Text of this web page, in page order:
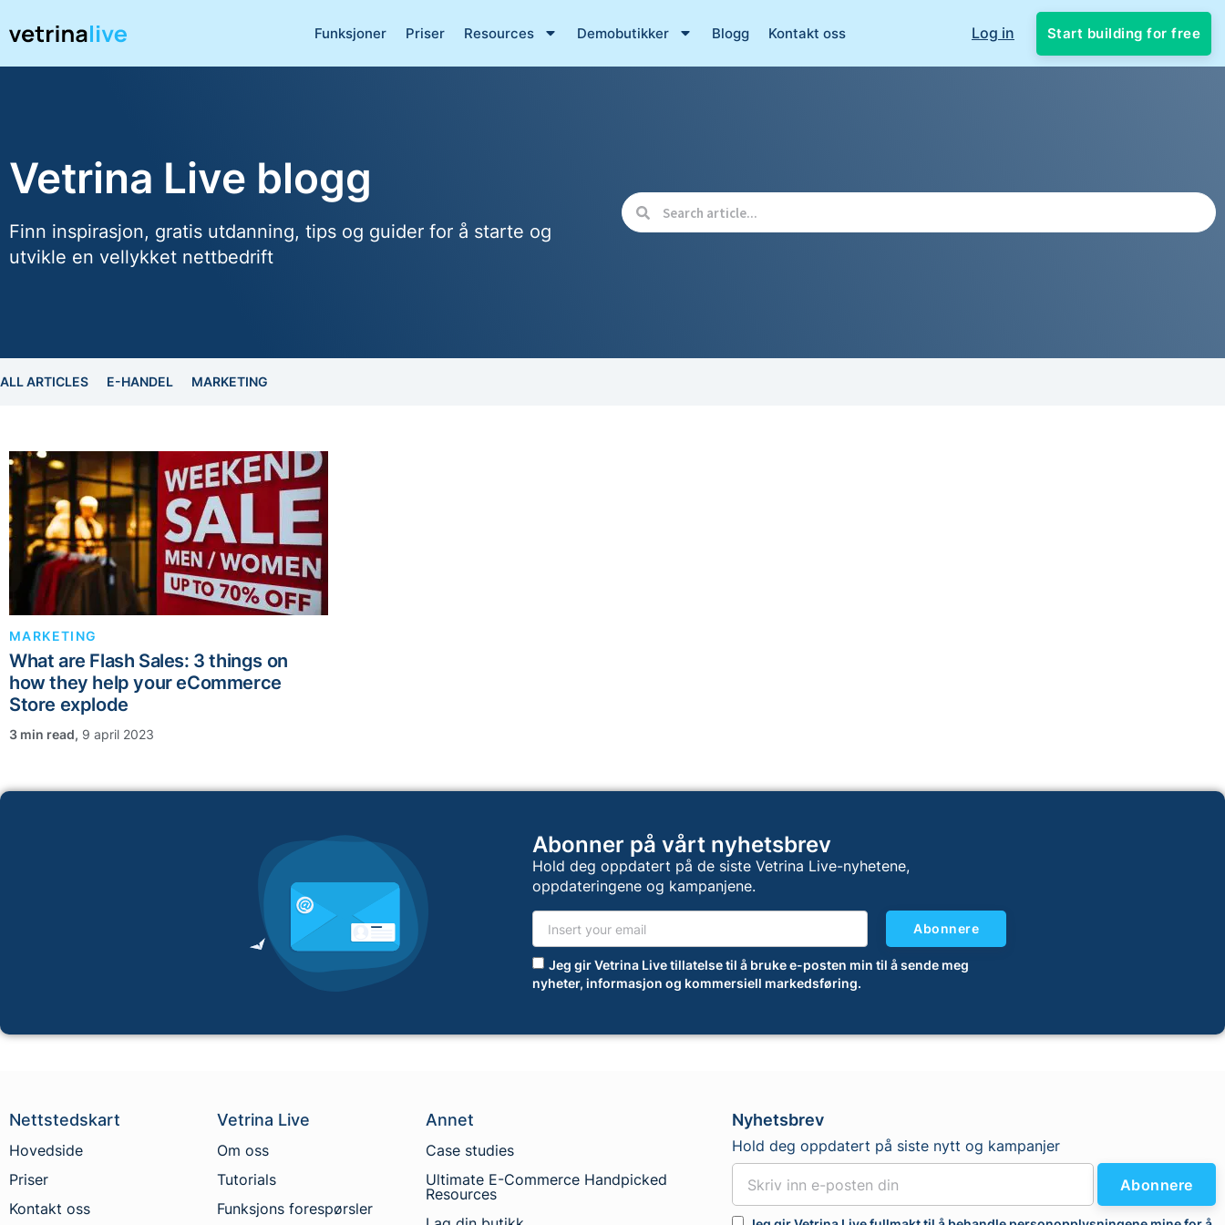
Funksjoner Priser Resources Demobutikker Blogg Kontakt oss Log in Start building for free
Vetrina Live blogg
Finn inspirasjon, gratis utdanning, tips og guider for å starte og
utvikle en vellykket nettbedrift
ALL ARTICLES E-HANDEL MARKETING
MARKETING
What are Flash Sales: 3 things on
how they help your eCommerce
Store explode
, 9 april 2023
Abonner på vårt nyhetsbrev
Hold deg oppdatert på de siste Vetrina Live-nyhetene,
oppdateringene og kampanjene.
Jeg gir Vetrina Live tillatelse til å bruke e-posten min til å sende meg
nyheter, informasjon og kommersiell markedsføring.
Abonnere
Nettstedskart
Hovedside
Priser
Kontakt oss
Vetrina Live
Om oss
Tutorials
Funksjons forespørsler
Annet
Case studies
Ultimate E-Commerce Handpicked
Resources
Nyhetsbrev
Hold deg oppdatert på siste nytt og kampanjer
Abonnere